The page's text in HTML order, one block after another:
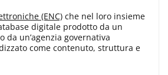
(ENC) che nel loro insieme
digitale prodotto da un
da un’agenzia governativa
come contenuto, struttura e